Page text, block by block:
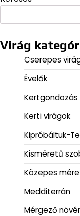
Virág
Cserepes
Évelők
Kertgondozás
Kerti virágok
Kipróbáltuk-
Kisméretű
Közepes
Medditerrán
Mérgező